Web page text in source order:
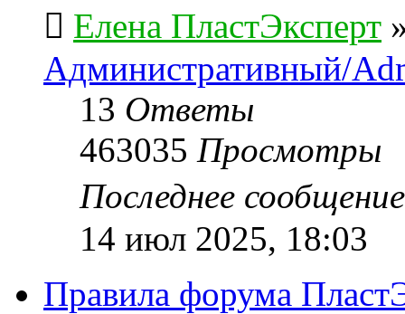
Елена ПластЭксперт
Административный/
13 Ответы
463035 Просмотры
Последнее
14 июл 2025, 18:03
Правила форума